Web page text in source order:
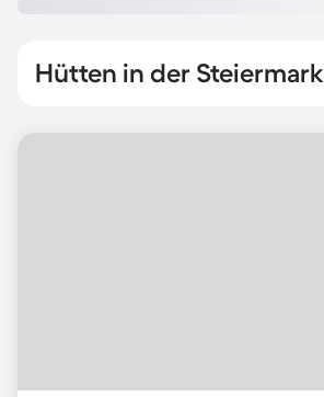
Hütten in der Steiermark